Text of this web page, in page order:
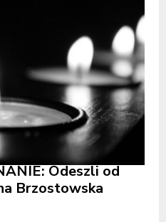
Odeszli od
Brzostowska